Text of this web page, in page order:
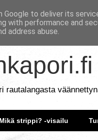
rautalangasta
Mikä strippi? -visailu
to deliver its
with performance and
address abuse.